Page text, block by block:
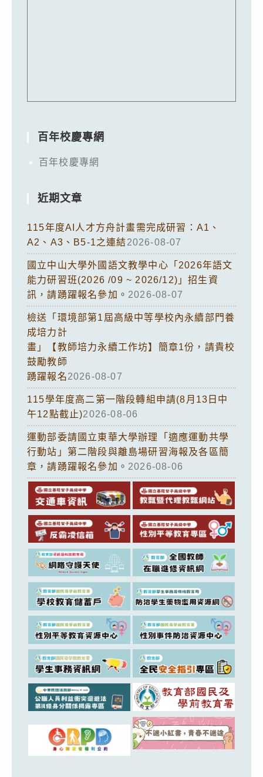
百年校慶專網
百年校慶專網
近期文章
115年度AI人才方舟計畫需完成研習：A1、
A2、A3、B5-1之連結2026-08-07
國立中山大學外國語文教學中心「2026年語文
能力研習班(2026 /09 ~ 2026/12)」招生資
訊，請踴躍報名參加。 2026-08-07
檢送「環境部第1屆高級中等學校內永續部門養
成培力計
畫」【教師培力永續工作坊】簡章1份，請貴校
鼓勵教師
踴躍報名2026-08-07
115學年度高二第一階段轉組申請(8月13日中
午12點截止)2026-08-06
運動部委請國立東華大學辦理「適應運動共學
行動站」第二階段與離島場研習海報及各區簡
章，請踴躍報名參加。 2026-08-06